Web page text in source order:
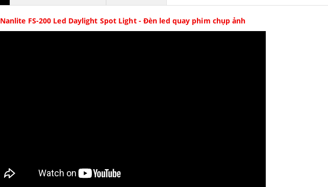
Nanlite FS-200 Led Daylight Spot Light - Đèn led quay phim chụp ảnh